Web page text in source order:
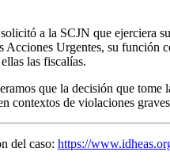
a la SCJN que ejerciera
Urgentes, su función
las fiscalías.
que la decisión que tome
contextos de violaciones
del caso: https://